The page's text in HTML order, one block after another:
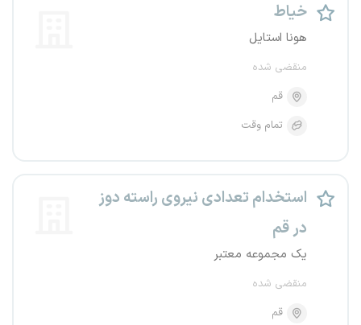
خیاط
هونا استایل
منقضی شده
قم
تمام وقت
استخدام تعدادی نیروی راسته دوز
در قم
یک مجموعه معتبر
منقضی شده
قم